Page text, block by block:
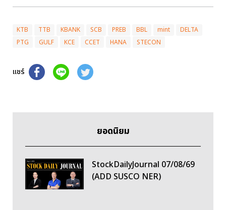
KTB TTB KBANK SCB PREB BBL mint
DELTA
PTG
GULF KCE CCET HANA STECON
แชร์
ยอดนิยม
StockDailyJournal 07/08/69
(ADD SUSCO NER)